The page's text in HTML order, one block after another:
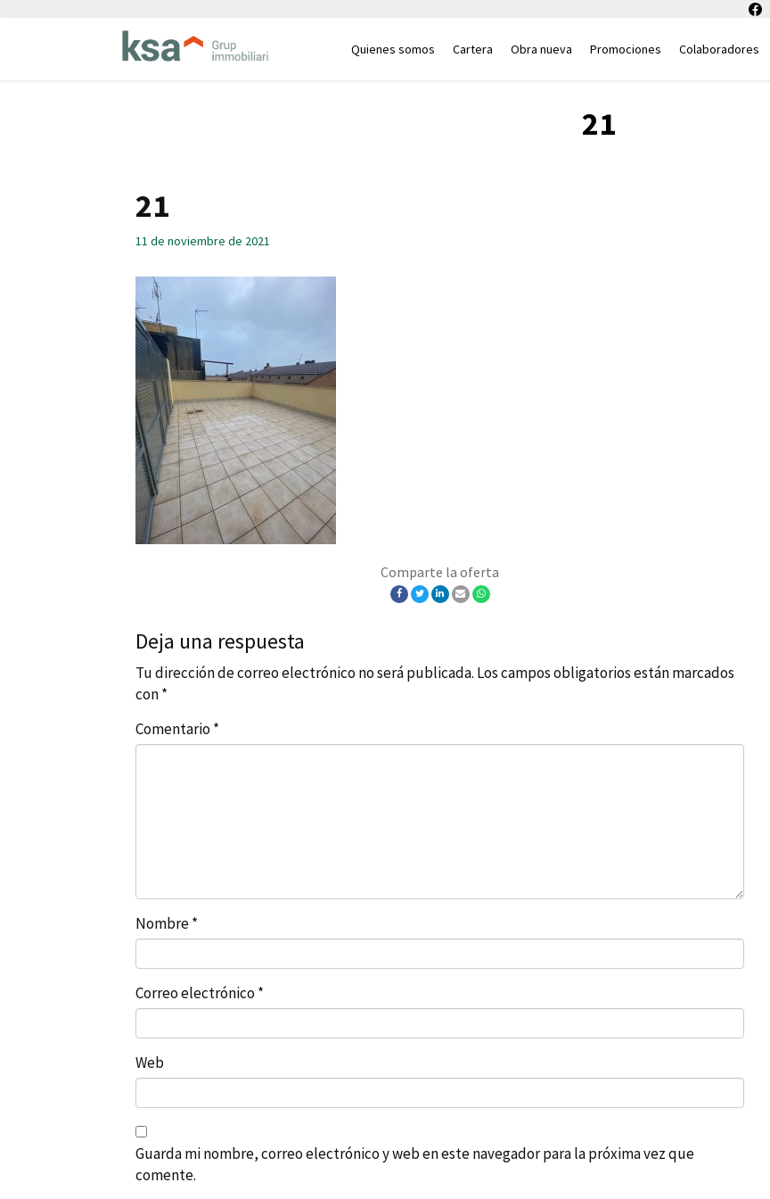
Colaboradores
Promociones
Obra nueva
Cartera
Quienes somos
21
21
11 de noviembre de 2021
Comparte la oferta
Deja una respuesta
Tu dirección de correo electrónico no será publicada. Los campos obligatorios están marcados
con*
Comentario*
Nombre*
Correo electrónico*
Web
Guarda mi nombre, correo electrónico y web en este navegador para la próxima vez que
comente.